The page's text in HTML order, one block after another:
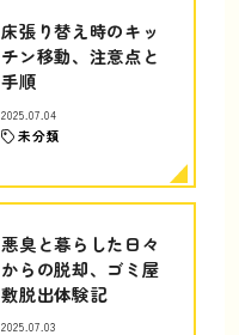
床張り替え時のキッ
チン移動、注意点と
手順
2025.07.04
未分類
悪臭と暮らした日々
からの脱却、ゴミ屋
敷脱出体験記
2025.07.03